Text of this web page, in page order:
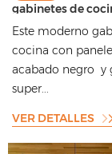
gabinetes de
panel plano con
negro y cuarcita
Este moderno
cocina con
acabado negro y
super...
VER DETALLES